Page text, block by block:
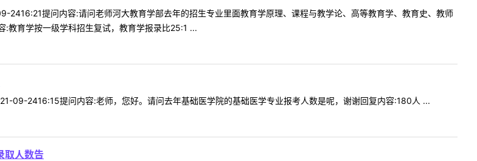
提问内容:请问老师河大教育学部去年的招生专业里面教育学原理、课程与教学论、高等教育学、教育史、教师
教育学按一级学科招生复试，教育学报录比25:1 ...
09-2416:15提问内容:老师，您好。请问去年基础医学院的基础医学专业报考人数是呢，谢谢回复内容:180人 ...
取人数告